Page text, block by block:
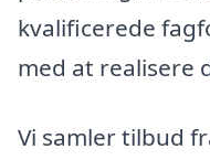
kvalificerede
med at realisere
Vi samler tilbud